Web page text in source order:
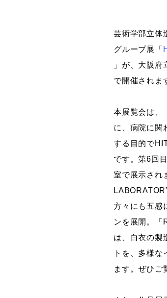
デジタルクリエイションコー
イラスト学科
プロダクトデザイン学科
芸術学部立体
グループ展「
」が、大阪
で開催されま
本展覧会は、
に、病院に関
する目的で
です。第6回
室で展示され
方々にも五感
ンを展開。「
は、白衣の製
トを、多様
ます。ぜひご